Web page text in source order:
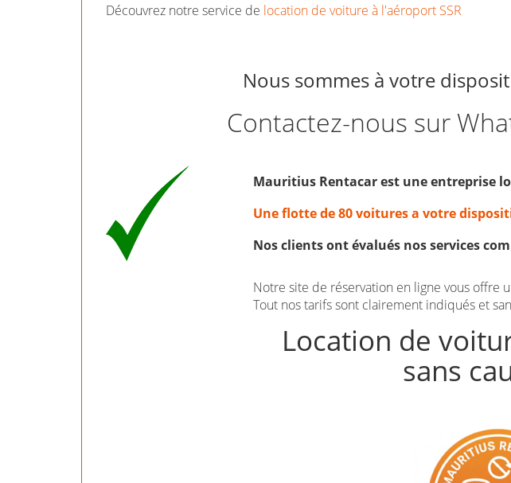
Découvrez notre service de location de voiture à l'aéroport SSR
Nous sommes à votre
Contactez-nous sur
Mauritius Rentacar est une entreprise
Une flotte de 80 voitures a votre
Nos clients ont évalués nos services
Notre site de réservation en ligne vous offre
Tout nos tarifs sont clairement indiqués et
Location de
sans